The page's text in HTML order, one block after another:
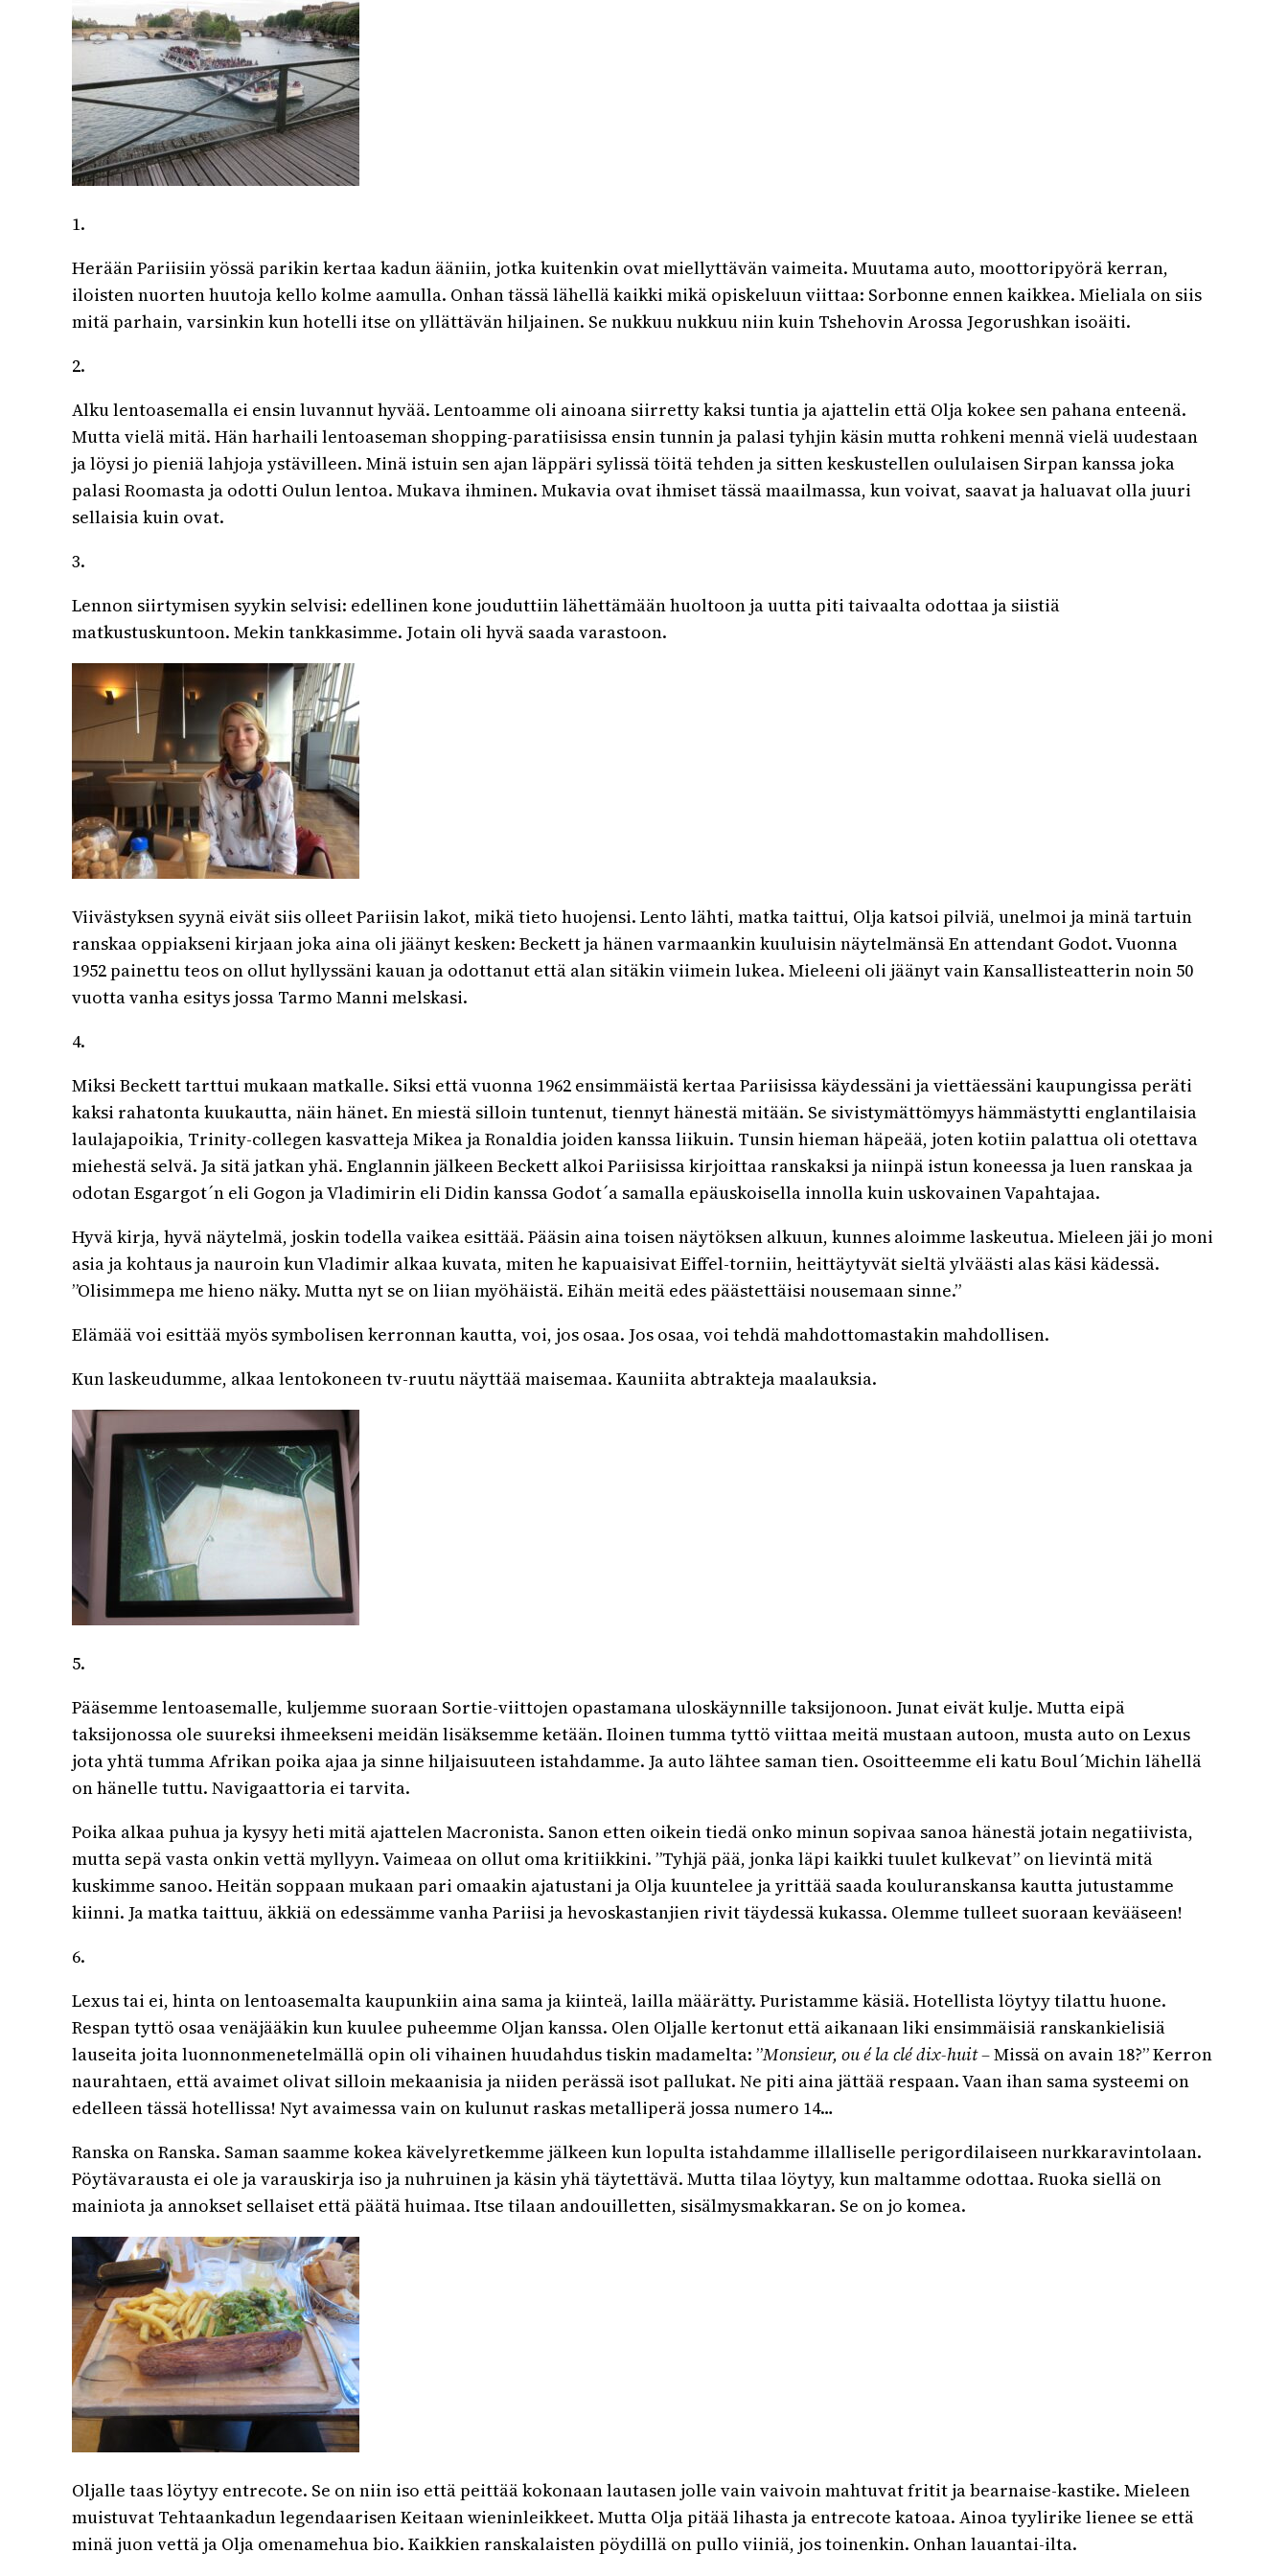
1.
Herään Pariisiin yössä parikin kertaa kadun ääniin, jotka kuitenkin ovat miellyttävän vaimeita. Muutama auto, moottoripyörä kerran,
iloisten nuorten huutoja kello kolme aamulla. Onhan tässä lähellä kaikki mikä opiskeluun viittaa: Sorbonne ennen kaikkea. Mieliala on siis
mitä parhain, varsinkin kun hotelli itse on yllättävän hiljainen. Se nukkuu nukkuu niin kuin Tshehovin Arossa Jegorushkan isoäiti.
2.
Alku lentoasemalla ei ensin luvannut hyvää. Lentoamme oli ainoana siirretty kaksi tuntia ja ajattelin että Olja kokee sen pahana enteenä.
Mutta vielä mitä. Hän harhaili lentoaseman shopping-paratiisissa ensin tunnin ja palasi tyhjin käsin mutta rohkeni mennä vielä uudestaan
ja löysi jo pieniä lahjoja ystävilleen. Minä istuin sen ajan läppäri sylissä töitä tehden ja sitten keskustellen oululaisen Sirpan kanssa joka
palasi Roomasta ja odotti Oulun lentoa. Mukava ihminen. Mukavia ovat ihmiset tässä maailmassa, kun voivat, saavat ja haluavat olla juuri
sellaisia kuin ovat.
3.
Lennon siirtymisen syykin selvisi: edellinen kone jouduttiin lähettämään huoltoon ja uutta piti taivaalta odottaa ja siistiä
matkustuskuntoon. Mekin tankkasimme. Jotain oli hyvä saada varastoon.
Viivästyksen syynä eivät siis olleet Pariisin lakot, mikä tieto huojensi. Lento lähti, matka taittui, Olja katsoi pilviä, unelmoi ja minä tartuin
ranskaa oppiakseni kirjaan joka aina oli jäänyt kesken: Beckett ja hänen varmaankin kuuluisin näytelmänsä En attendant Godot. Vuonna
1952 painettu teos on ollut hyllyssäni kauan ja odottanut että alan sitäkin viimein lukea. Mieleeni oli jäänyt vain Kansallisteatterin noin 50
vuotta vanha esitys jossa Tarmo Manni melskasi.
4.
Miksi Beckett tarttui mukaan matkalle. Siksi että vuonna 1962 ensimmäistä kertaa Pariisissa käydessäni ja viettäessäni kaupungissa peräti
kaksi rahatonta kuukautta, näin hänet. En miestä silloin tuntenut, tiennyt hänestä mitään. Se sivistymättömyys hämmästytti englantilaisia
laulajapoikia, Trinity-collegen kasvatteja Mikea ja Ronaldia joiden kanssa liikuin. Tunsin hieman häpeää, joten kotiin palattua oli otettava
miehestä selvä. Ja sitä jatkan yhä. Englannin jälkeen Beckett alkoi Pariisissa kirjoittaa ranskaksi ja niinpä istun koneessa ja luen ranskaa ja
odotan Esgargot´n eli Gogon ja Vladimirin eli Didin kanssa Godot´a samalla epäuskoisella innolla kuin uskovainen Vapahtajaa.
Hyvä kirja, hyvä näytelmä, joskin todella vaikea esittää. Pääsin aina toisen näytöksen alkuun, kunnes aloimme laskeutua. Mieleen jäi jo moni
asia ja kohtaus ja nauroin kun Vladimir alkaa kuvata, miten he kapuaisivat Eiffel-torniin, heittäytyvät sieltä ylväästi alas käsi kädessä.
”Olisimmepa me hieno näky. Mutta nyt se on liian myöhäistä. Eihän meitä edes päästettäisi nousemaan sinne.”
Elämää voi esittää myös symbolisen kerronnan kautta, voi, jos osaa. Jos osaa, voi tehdä mahdottomastakin mahdollisen.
Kun laskeudumme, alkaa lentokoneen tv-ruutu näyttää maisemaa. Kauniita abtrakteja maalauksia.
5.
Pääsemme lentoasemalle, kuljemme suoraan Sortie-viittojen opastamana uloskäynnille taksijonoon. Junat eivät kulje. Mutta eipä
taksijonossa ole suureksi ihmeekseni meidän lisäksemme ketään. Iloinen tumma tyttö viittaa meitä mustaan autoon, musta auto on Lexus
jota yhtä tumma Afrikan poika ajaa ja sinne hiljaisuuteen istahdamme. Ja auto lähtee saman tien. Osoitteemme eli katu Boul´Michin lähellä
on hänelle tuttu. Navigaattoria ei tarvita.
Poika alkaa puhua ja kysyy heti mitä ajattelen Macronista. Sanon etten oikein tiedä onko minun sopivaa sanoa hänestä jotain negatiivista,
mutta sepä vasta onkin vettä myllyyn. Vaimeaa on ollut oma kritiikkini. ”Tyhjä pää, jonka läpi kaikki tuulet kulkevat” on lievintä mitä
kuskimme sanoo. Heitän soppaan mukaan pari omaakin ajatustani ja Olja kuuntelee ja yrittää saada kouluranskansa kautta jutustamme
kiinni. Ja matka taittuu, äkkiä on edessämme vanha Pariisi ja hevoskastanjien rivit täydessä kukassa. Olemme tulleet suoraan kevääseen!
6.
Lexus tai ei, hinta on lentoasemalta kaupunkiin aina sama ja kiinteä, lailla määrätty. Puristamme käsiä. Hotellista löytyy tilattu huone.
Respan tyttö osaa venäjääkin kun kuulee puheemme Oljan kanssa. Olen Oljalle kertonut että aikanaan liki ensimmäisiä ranskankielisiä
lauseita joita luonnonmenetelmällä opin oli vihainen huudahdus tiskin madamelta: ”Monsieur, ou é la clé dix-huit –Missä on avain 18?” Kerron
naurahtaen, että avaimet olivat silloin mekaanisia ja niiden perässä isot pallukat. Ne piti aina jättää respaan. Vaan ihan sama systeemi on
edelleen tässä hotellissa! Nyt avaimessa vain on kulunut raskas metalliperä jossa numero 14…
Ranska on Ranska. Saman saamme kokea kävelyretkemme jälkeen kun lopulta istahdamme illalliselle perigordilaiseen nurkkaravintolaan.
Pöytävarausta ei ole ja varauskirja iso ja nuhruinen ja käsin yhä täytettävä. Mutta tilaa löytyy, kun maltamme odottaa. Ruoka siellä on
mainiota ja annokset sellaiset että päätä huimaa. Itse tilaan andouilletten, sisälmysmakkaran. Se on jo komea.
Oljalle taas löytyy entrecote. Se on niin iso että peittää kokonaan lautasen jolle vain vaivoin mahtuvat fritit ja bearnaise-kastike. Mieleen
muistuvat Tehtaankadun legendaarisen Keitaan wieninleikkeet. Mutta Olja pitää lihasta ja entrecote katoaa. Ainoa tyylirike lienee se että
minä juon vettä ja Olja omenamehua bio. Kaikkien ranskalaisten pöydillä on pullo viiniä, jos toinenkin. Onhan lauantai-ilta.